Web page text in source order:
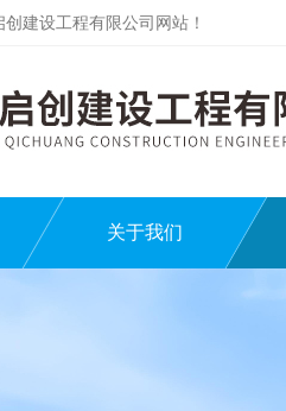
建设工程有限公司网站！
关于我们